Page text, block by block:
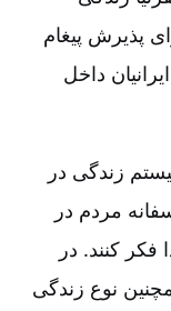
پذیرش پیغام
داخل
زندگی در
مردم در
فکر کنند. در
نوع زندگی